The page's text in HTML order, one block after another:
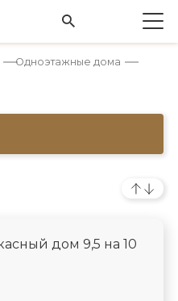
Одноэтажные дома